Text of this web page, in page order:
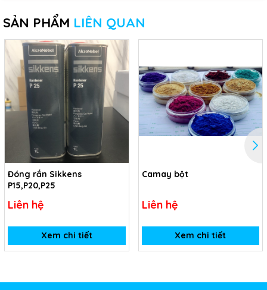
SẢN PHẨM LIÊN QUAN
Đóng rắn Sikkens
P15,P20,P25
Liên hệ
Xem chi tiết
Camay bột
Liên hệ
Xem chi tiết